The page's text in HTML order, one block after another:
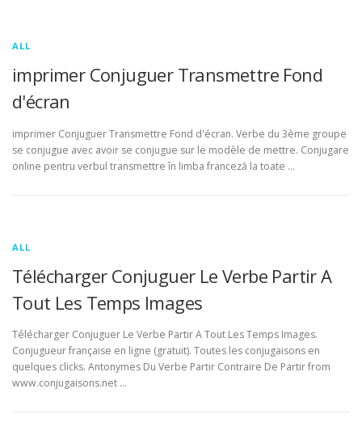
ALL
imprimer Conjuguer Transmettre Fond
d'écran
imprimer Conjuguer Transmettre Fond d'écran. Verbe du 3ème groupe
se conjugue avec avoir se conjugue sur le modèle de mettre. Conjugare
online pentru verbul transmettre în limba franceză la toate …
ALL
Télécharger Conjuguer Le Verbe Partir A
Tout Les Temps Images
Télécharger Conjuguer Le Verbe Partir A Tout Les Temps Images.
Conjugueur française en ligne (gratuit). Toutes les conjugaisons en
quelques clicks. Antonymes Du Verbe Partir Contraire De Partir from
www.conjugaisons.net …